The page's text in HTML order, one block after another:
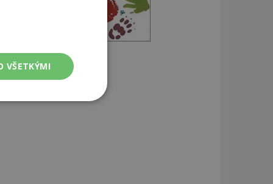
VŠETKÝMI